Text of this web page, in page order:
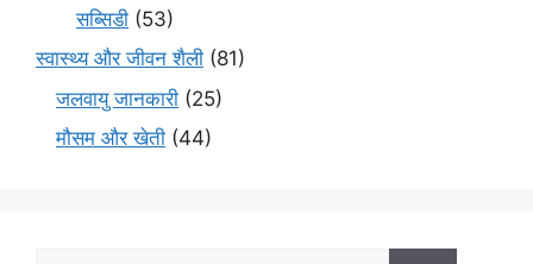
सब्सिडी (53)
स्वास्थ्य और जीवन शैली (81)
जलवायु जानकारी (25)
मौसम और खेती (44)